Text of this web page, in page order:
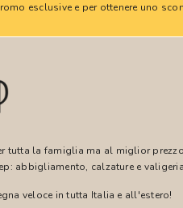
esclusive e per ottenere uno
tutta la famiglia ma al miglior
abbigliamento, calzature e
veloce in tutta Italia e all'estero!